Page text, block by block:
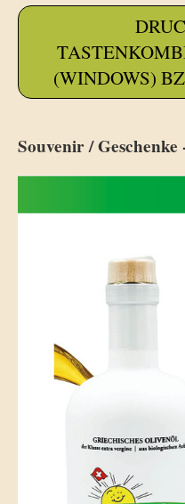
(WINDOWS)
Souvenir /